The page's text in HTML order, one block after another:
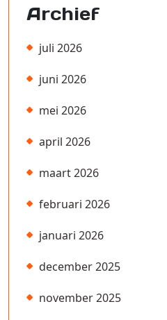
Archief
juli 2026
juni 2026
mei 2026
april 2026
maart 2026
februari 2026
januari 2026
december 2025
november 2025